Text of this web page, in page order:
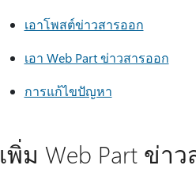
เอาโพสต์ข่าวสารออก
เอา Web Part ข่าวสารออก
การแก้ไขปัญหา
เพิ่ม Web Part ข่า